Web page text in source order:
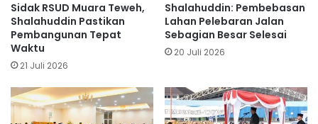
Sidak RSUD Muara Teweh,
Shalahuddin Pastikan
Pembangunan Tepat
Waktu
21 Juli 2026
Shalahuddin: Pembebasan
Lahan Pelebaran Jalan
Sebagian Besar Selesai
20 Juli 2026